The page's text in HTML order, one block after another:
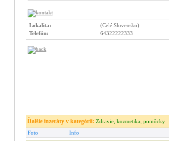
Lokalita:
(Celé Slovensko)
Telefón:
64322222333
Ďalšie inzeráty v kategórii: Zdravie, kozmetika, pomôcky
Foto
Info